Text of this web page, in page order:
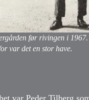
før rivingen i
var det en stor have.
var Peder Tilberg